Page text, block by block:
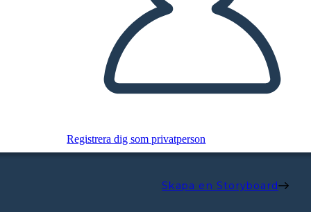
Registrera dig som privatperson
Skapa en Storyboard